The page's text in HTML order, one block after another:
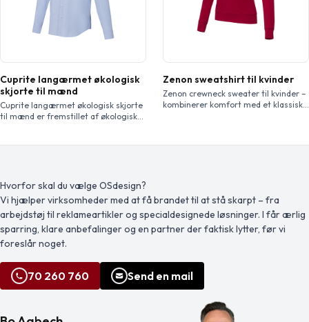
Cuprite langærmet økologisk
skjorte til mænd
Cuprite langærmet økologisk skjorte
til mænd er fremstillet af økologisk
kontrastfarvede syninger på
ærmelæggen og den nederste
knaphulslæg tilføjer en diskret
stilfuld detalje.
Zenon sweatshirt til kvinder
Zenon crewneck sweater til kvinder –
kombinerer komfort med et klassisk
indvendige custom branding
muligheder mulighed for […]
Hvorfor skal du vælge OSdesign?
Vi hjælper virksomheder med at få brandet til at stå skarpt – fra
arbejdstøj til reklameartikler og specialdesignede løsninger. I får ærlig
sparring, klare anbefalinger og en partner der faktisk lytter, før vi
foreslår noget.
70 260 760 Send en mail